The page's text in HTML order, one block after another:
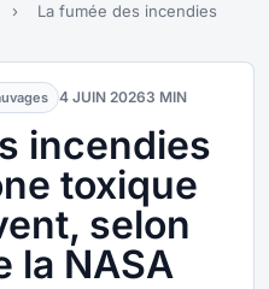
›
La fumée des incendies
4 JUIN 20263 MIN
incendies
toxique
selon
la NASA